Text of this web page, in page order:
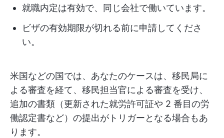
就職内定は有効で、同じ会社で働いています。
ビザの有効期限が切れる前に申請してくださ
い。
米国などの国では、あなたのケースは、移民局に
よる審査を経て、移民担当官による審査を受け、
追加の書類（更新された就労許可証や 2 番目の労
働認定書など）の提出がトリガーとなる場合もあ
ります。